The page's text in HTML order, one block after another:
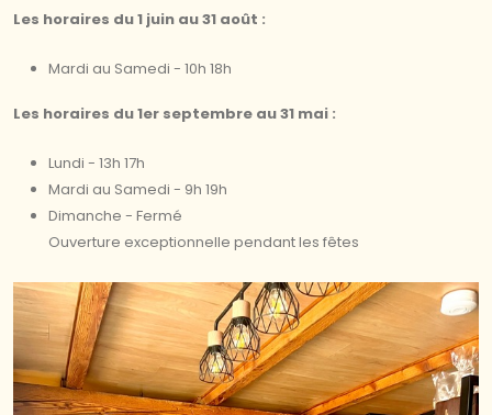
Les horaires du 1 juin au 31 août :
Mardi au Samedi - 10h 18h
Les horaires du 1er septembre au 31 mai :
Lundi - 13h 17h
Mardi au Samedi - 9h 19h
Dimanche - Fermé
Ouverture exceptionnelle pendant les fêtes